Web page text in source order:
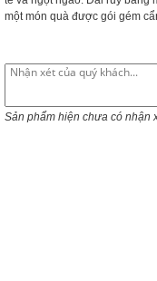
một món quà được gói gém
Sản phẩm hiện chưa có nhận